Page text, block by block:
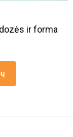
ir forma